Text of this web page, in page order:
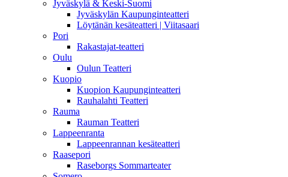
Jyväskylä & Keski-Suomi
Jyväskylän Kaupunginteatteri
Löytänän kesäteatteri | Viitasaari
Pori
Rakastajat-teatteri
Oulu
Oulun Teatteri
Kuopio
Kuopion Kaupunginteatteri
Rauhalahti Teatteri
Rauma
Rauman Teatteri
Lappeenranta
Lappeenrannan kesäteatteri
Raasepori
Raseborgs Sommarteater